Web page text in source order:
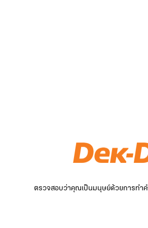
ตรวจสอบว่าคุณเป็นมนุษย์ด้วยการทำค